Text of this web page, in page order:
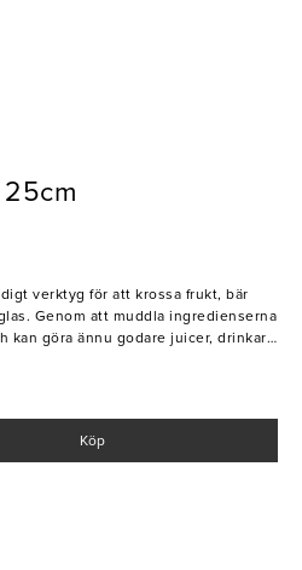
verktyg för att krossa frukt, bär
Genom att muddla ingredienserna
kan göra ännu godare juicer, drinkar
Köp